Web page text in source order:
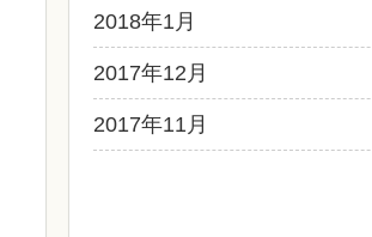
2018年1月
2017年12月
2017年11月